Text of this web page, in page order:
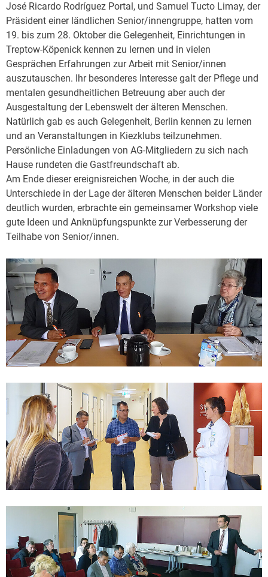
José Ricardo Rodríguez Portal, und Samuel Tucto Limay, der
Präsident einer ländlichen Senior/innengruppe, hatten vom
19. bis zum 28. Oktober die Gelegenheit, Einrichtungen in
Treptow-Köpenick kennen zu lernen und in vielen
Gesprächen Erfahrungen zur Arbeit mit Senior/innen
auszutauschen. Ihr besonderes Interesse galt der Pflege und
mentalen gesundheitlichen Betreuung aber auch der
Ausgestaltung der Lebenswelt der älteren Menschen.
Natürlich gab es auch Gelegenheit, Berlin kennen zu lernen
und an Veranstaltungen in Kiezklubs teilzunehmen.
Persönliche Einladungen von AG-Mitgliedern zu sich nach
Hause rundeten die Gastfreundschaft ab.
Am Ende dieser ereignisreichen Woche, in der auch die
Unterschiede in der Lage der älteren Menschen beider Länder
deutlich wurden, erbrachte ein gemeinsamer Workshop viele
gute Ideen und Anknüpfungspunkte zur Verbesserung der
Teilhabe von Senior/innen.